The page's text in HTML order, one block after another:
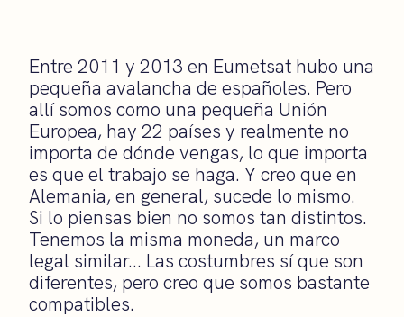
Entre 2011 y 2013 en Eumetsat hubo una
pequeña avalancha de españoles. Pero
allí somos como una pequeña Unión
Europea, hay 22 países y realmente no
importa de dónde vengas, lo que importa
es que el trabajo se haga. Y creo que en
Alemania, en general, sucede lo mismo.
Si lo piensas bien no somos tan distintos.
Tenemos la misma moneda, un marco
legal similar… Las costumbres sí que son
diferentes, pero creo que somos bastante
compatibles.